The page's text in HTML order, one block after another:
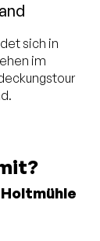
sich in
im